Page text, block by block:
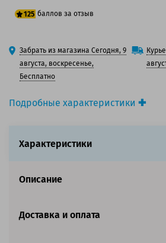
Подробные характеристики
Вид товара:Картридж лазерный
Ресурс:15 000 страниц формата А4
Страна:Китай
125 баллов за отзыв
100 баллов
125 баллов
Забрать из магазина Сегодня, 9
августа, воскресенье,
Бесплатно
Характеристики
Описание
Доставка и оплата